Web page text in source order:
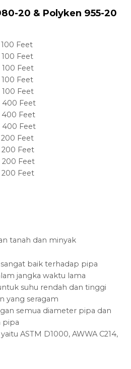
20 & Polyken 955-20
Feet
Feet
Feet
Feet
Feet
400 Feet
400 Feet
400 Feet
Feet
Feet
Feet
Feet
tanah dan minyak
baik terhadap pipa
jangka waktu lama
suhu rendah dan tinggi
yang seragam
semua diameter pipa dan
pipa
ASTM D1000, AWWA C214,